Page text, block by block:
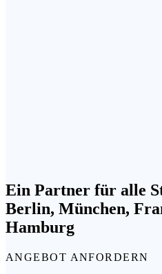
Ein Partner für alle
Berlin, München,
Hamburg
ANGEBOT ANFORDERN